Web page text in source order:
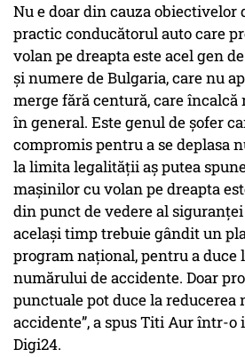
Nu e doar din cauza obiectivelor
practic conducătorul auto care
volan pe dreapta este acel gen
și numere de Bulgaria, care nu
merge fără centură, care
în general. Este genul de șofer
compromis pentru a se deplasa
la limita legalității aș putea
mașinilor cu volan pe dreapta
din punct de vedere al
același timp trebuie gândit un
program național, pentru a duce
numărului de accidente. Doar
punctuale pot duce la reducerea
accidente”, a spus Titi Aur într-
Digi24.